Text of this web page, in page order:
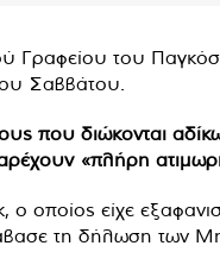
του
Σαββάτου.
που διώκονται
«πλήρη
είχε
τη δήλωση των